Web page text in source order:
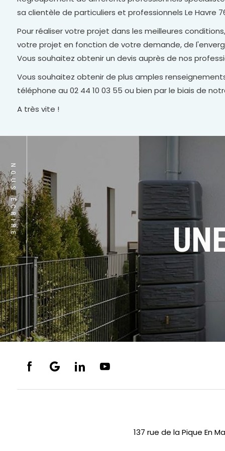
sa clientèle de particuliers et professionnels Le Havre
Pour réaliser votre projet dans les meilleures
votre projet en fonction de votre demande, de
Vous souhaitez obtenir un devis auprès de nos
Vous souhaitez obtenir de plus amples
téléphone au 02 44 10 03 55 ou bien par le biais de
A très vite !
NOUS ÉCRIRE
137 rue de la Pique En